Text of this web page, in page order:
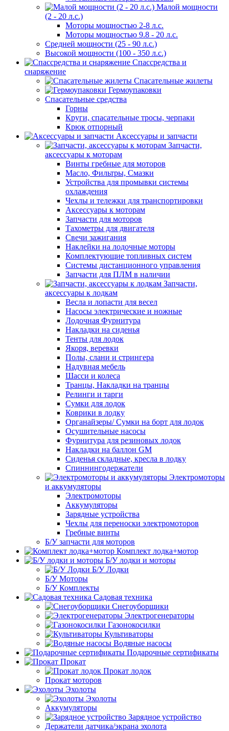
Малой мощности
(2 - 20 л.с.)
Моторы мощностью 2-8 л.с.
Моторы мощностью 9.8 - 20 л.с.
Средней мощности (25 - 90 л.с.)
Высокой мощности (100 - 350 л.с.)
Спассредства и
снаряжение
Спасательные жилеты
Гермоупаковки
Спасательные средства
Горны
Круги, спасательные тросы, черпаки
Крюк отпорный
Аксессуары и запчасти
Запчасти,
аксессуары к моторам
Винты гребные для моторов
Масло, Фильтры, Смазки
Устройства для промывки системы
охлаждения
Чехлы и тележки для транспортировки
Аксессуары к моторам
Запчасти для моторов
Тахометры для двигателя
Свечи зажигания
Наклейки на лодочные моторы
Комплектующие топливных систем
Системы дистанционного управления
Запчасти для ПЛМ в наличии
Запчасти,
аксессуары к лодкам
Весла и лопасти для весел
Насосы электрические и ножные
Лодочная Фурнитура
Накладки на сиденья
Тенты для лодок
Якоря, веревки
Полы, слани и стрингера
Надувная мебель
Шасси и колеса
Транцы, Накладки на транцы
Релинги и тарги
Сумки для лодок
Коврики в лодку
Органайзеры/ Сумки на борт для лодок
Осушительные насосы
Фурнитура для резиновых лодок
Накладки на баллон GM
Сиденья складные, кресла в лодку
Спиннингодержатели
Электромоторы
и аккумуляторы
Электромоторы
Аккумуляторы
Зарядные устройства
Чехлы для переноски электромоторов
Гребные винты
Б/У запчасти для моторов
Комплект лодка+мотор
Б/У лодки и моторы
Б/У Лодки
Б/У Моторы
Б/У Комплекты
Садовая техника
Снегоуборщики
Электрогенераторы
Газонокосилки
Культиваторы
Водяные насосы
Подарочные сертификаты
Прокат
Прокат лодок
Прокат моторов
Эхолоты
Эхолоты
Аккумуляторы
Зарядное устройство
Держатели датчика/экрана эхолота